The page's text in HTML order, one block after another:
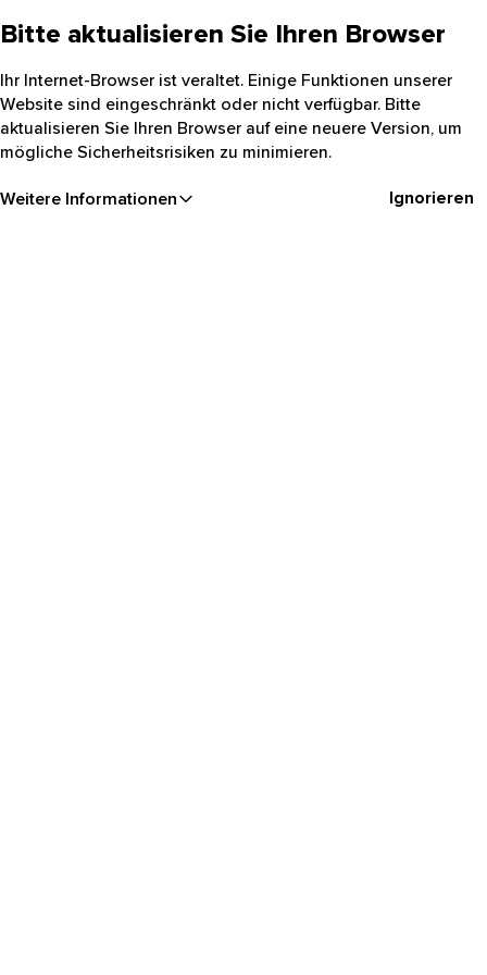
Bitte aktualisieren Sie Ihren Browser
Ihr Internet-Browser ist veraltet. Einige Funktionen unserer
Website sind eingeschränkt oder nicht verfügbar. Bitte
aktualisieren Sie Ihren Browser auf eine neuere Version, um
mögliche Sicherheitsrisiken zu minimieren.
Weitere Informationen Ignorieren